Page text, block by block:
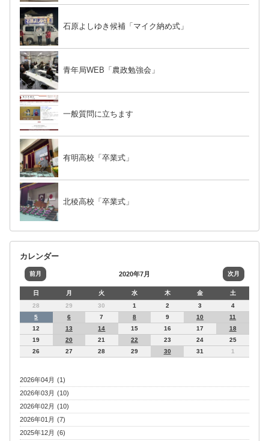
石原よしゆき候補「マイク納め式」
青年局WEB「農政勉強会」
一般質問に立ちます
有明高校「卒業式」
北稜高校「卒業式」
カレンダー
前月 2020年7月 次月
日 月 火 水 木 金
土
28
29 30 1 2 3
4
5
6 7 8 9 10
11
12
13 14 15 16 17
18
19
20 21 22 23 24
25
26
27 28 29 30 31 1
2026年04月 (1)
2026年03月 (10)
2026年02月 (10)
2026年01月 (7)
2025年12月 (6)